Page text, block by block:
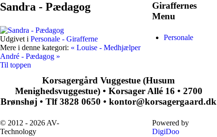
Sandra - Pædagog
Udgivet i Personale - Girafferne
Mere i denne kategori: « Louise - Medhjælper
André - Pædagog »
Til toppen
Giraffernes
Menu
Personale
Korsagergård Vuggestue (Husum
Menighedsvuggestue) • Korsager Allé 16 • 2700
Brønshøj • Tlf 3828 0650 • kontor@korsagergaard.dk
© 2012 - 2026 AV-
Technology
Powered by
DigiDoo